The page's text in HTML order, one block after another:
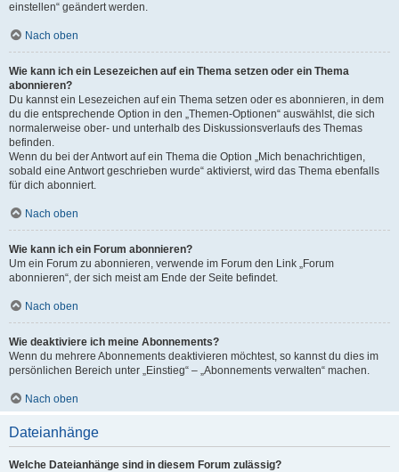
einstellen“ geändert werden.
Nach oben
Wie kann ich ein Lesezeichen auf ein Thema setzen oder ein Thema
abonnieren?
Du kannst ein Lesezeichen auf ein Thema setzen oder es abonnieren, in dem
du die entsprechende Option in den „Themen-Optionen“ auswählst, die sich
normalerweise ober- und unterhalb des Diskussionsverlaufs des Themas
befinden.
Wenn du bei der Antwort auf ein Thema die Option „Mich benachrichtigen,
sobald eine Antwort geschrieben wurde“ aktivierst, wird das Thema ebenfalls
für dich abonniert.
Nach oben
Wie kann ich ein Forum abonnieren?
Um ein Forum zu abonnieren, verwende im Forum den Link „Forum
abonnieren“, der sich meist am Ende der Seite befindet.
Nach oben
Wie deaktiviere ich meine Abonnements?
Wenn du mehrere Abonnements deaktivieren möchtest, so kannst du dies im
persönlichen Bereich unter „Einstieg“ – „Abonnements verwalten“ machen.
Nach oben
Dateianhänge
Welche Dateianhänge sind in diesem Forum zulässig?